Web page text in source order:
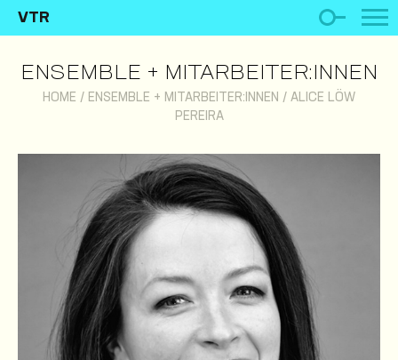
VTR
ENSEMBLE + MITARBEITER:INNEN
HOME / ENSEMBLE + MITARBEITER:INNEN / ALICE LÖW
PEREIRA